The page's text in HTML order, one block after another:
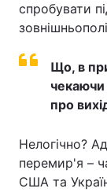
спробувати
Що, в
чекаючи
про
Нелогічно?
перемир'я –
США та